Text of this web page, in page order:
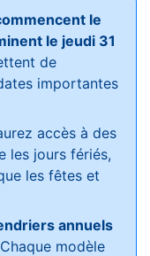
le
le jeudi 31
de
importantes
accès à des
les jours fériés,
les fêtes et
annuels
modèle